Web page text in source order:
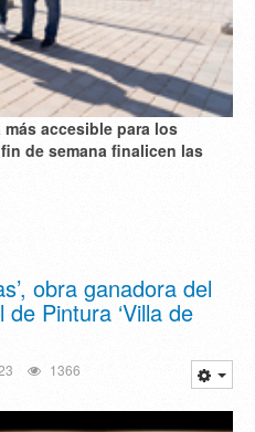
accesible para los
de semana finalicen las
obra ganadora del
Pintura ‘Villa de
1366